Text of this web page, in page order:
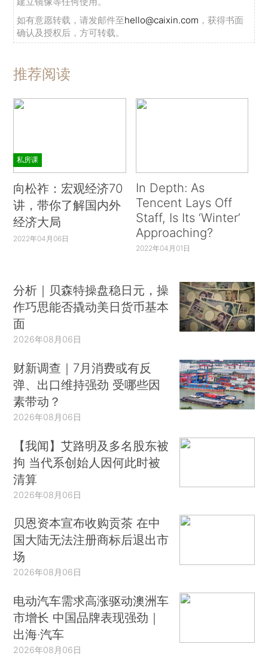
如有意愿转载，请发邮件至hello@caixin.com ，获得书面
确认及授权后，方可转载。
推荐阅读
私房课
向松祚：宏观经济70
讲，带你了解国内外
经济大局
2022年04月06日
In Depth: As
Tencent Lays Off
Staff, Is Its ‘Winter’
Approaching?
2022年04月01日
分析｜贝森特操盘稳日元，操
作巧思能否撬动美日货币基本
面
2026年08月06日
财新调查｜7月消费或有反
弹、出口维持强劲 受哪些因
素带动？
2026年08月06日
【我闻】艾路明及多名股东被
拘 当代系创始人因何此时被
清算
2026年08月06日
贝恩资本宣布收购贡茶 在中
国大陆无法注册商标后退出市
场
2026年08月06日
电动汽车需求高涨驱动澳洲车
市增长 中国品牌表现强劲｜
出海·汽车
2026年08月06日